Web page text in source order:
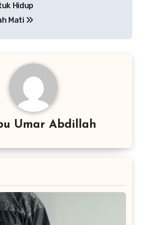
Hidup
Mati
Umar Abdillah